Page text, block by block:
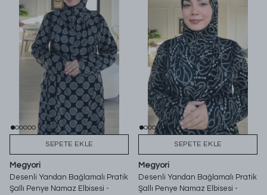
SEPETE EKLE
Megyori
Desenli Yandan Bağlamalı Pratik
Şallı Penye Namaz Elbisesi -
SEPETE EKLE
Megyori
Desenli Yandan Bağlamalı Pratik
Şallı Penye Namaz Elbisesi -